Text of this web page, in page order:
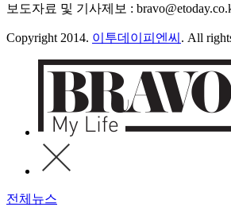
보도자료 및 기사제보 :
Copyright 2014. 이투데이피엔씨 . All
전체뉴스